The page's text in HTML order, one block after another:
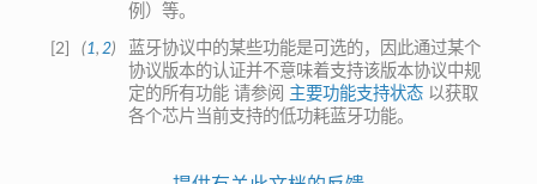
例）等。
2 (1, 2)
蓝牙协议中的某些功能是可选的，因此通过某个
协议版本的认证并不意味着支持该版本协议中规
定的所有功能 请参阅 主要功能支持状态 以获取
各个芯片当前支持的低功耗蓝牙功能。